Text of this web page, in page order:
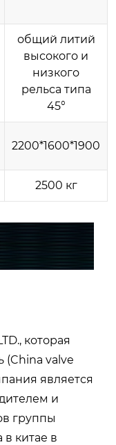
общий литий
высокого и
низкого
рельса типа
45°
2200*1600*1900
2500 кг
которая
(China valve
является
и
группы
в китае в